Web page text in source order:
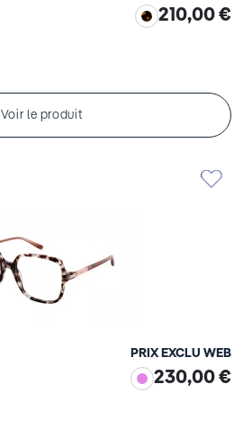
210,00 €
Voir le produit
PRIX EXCLU WEB
230,00 €